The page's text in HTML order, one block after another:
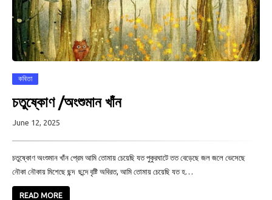
কবিতা
চতুষ্কোণ /অংশুমান খাঁন
June 12, 2025
চতুষ্কোণ অংশুমান খাঁন প্রেম আমি তোমায় চেয়েছি যত পুকুরঘাটে তত বেড়েছে জল জলে ভেসেছে
নৌকা নৌকায় মিশেছে ছন্দ ছন্দে বৃষ্টি অবিরত, আমি তোমায় চেয়েছি যত হ…
READ MORE